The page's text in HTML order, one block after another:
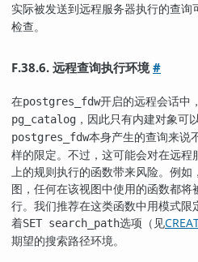
实际被发送到远程服务器执行的查询
检查。
F.38.6. 远程查询执行环境#
在postgres_fdw开启的远程会话中，
pg_catalog ，因此只有内建对象可
postgres_fdw本身产生的查询来说
样的限定。不过，这可能会对在远
上的规则执行的函数带来风险。例
图，任何在该视图中使用的函数都将
行。我们推荐在这类函数中用模式
着SET search_path选项（见
期望的搜索路径环境。